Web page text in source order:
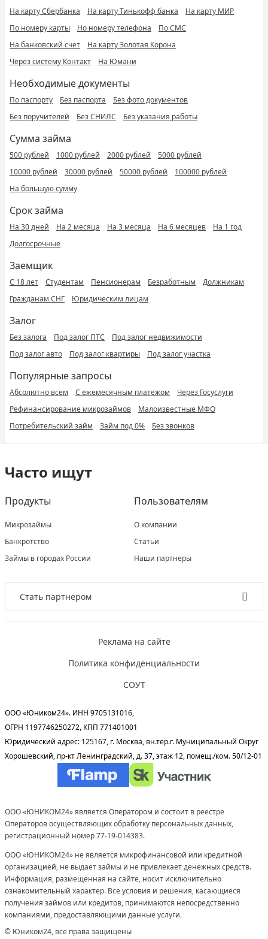
На карту Сбербанка
На карту Тинькофф банка
На карту МИР
По номеру карты
Но номеру телефона
По СМС
На банковский счет
На карту Золотая Корона
Через систему Контакт
На Юмани
Необходимые документы
По паспорту Без паспорта
Без фото документов
Без поручителей
Без СНИЛС Без указания работы
Сумма займа
500 рублей 1000 рублей 2000 рублей
5000 рублей
10000 рублей
30000 рублей 50000 рублей
100000 рублей
На большую сумму
Срок займа
На 30 дней На 2 месяца На 3 месяца На 6 месяцев
На 1 год
Долгосрочные
Заемщик
С 18 лет Студентам Пенсионерам Безработным
Должникам
Гражданам СНГ
Юридическим лицам
Залог
Без залога Под залог ПТС
Под залог недвижимости
Под залог авто
Под залог квартиры Под залог участка
Популярные запросы
Абсолютно всем С ежемесячным платежом
Через Госуслуги
Рефинансирование микрозаймов
Малоизвестные МФО
Потребительский займ
Займ под 0% Без звонков
Часто ищут
Продукты
Микрозаймы
Банкротство
Займы в городах России
Пользователям
О компании
Статьи
Наши партнеры
Стать партнером
Реклама на сайте
Политика конфиденциальности
СОУТ
ООО «Юником24». ИНН 9705131016,
ОГРН 1197746250272, КПП 771401001
Юридический адрес: 125167, г. Москва, вн.тер.г. Муниципальный Округ
Хорошевский, пр-кт Ленинградский, д. 37, этаж 12, помещ./ком. 50/12-01
ООО «ЮНИКОМ24» является Оператором и состоит в реестре
Операторов осуществляющих обработку персональных данных,
регистрационный номер 77-19-014383.
ООО «ЮНИКОМ24» не является микрофинансовой или кредитной
организацией, не выдает займы и не привлекает денежных средств.
Информация, размещенная на сайте, носит исключительно
ознакомительный характер. Все условия и решения, касающиеся
получения займов или кредитов, принимаются непосредственно
компаниями, предоставляющими данные услуги.
© Юником24, все права защищены